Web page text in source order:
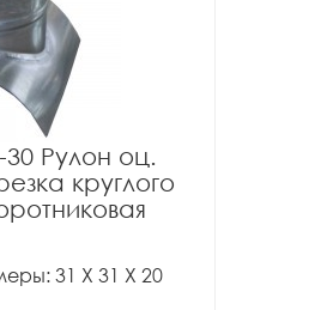
Рулон оц.
круглого
31 X 31 X 20